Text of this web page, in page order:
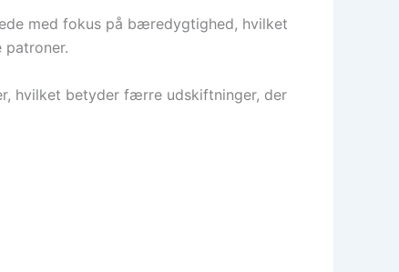
med fokus på bæredygtighed, hvilket
hvilket betyder færre udskiftninger, der